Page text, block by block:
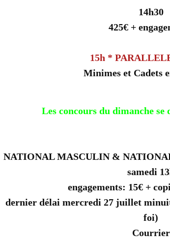
14h30
425€ +
15h *
Minimes et Cadets
Les concours du dimanche
NATIONAL MASCULIN &
samedi
engagements: 15€ +
dernier délai mercredi 27 juillet
foi)
Courrier